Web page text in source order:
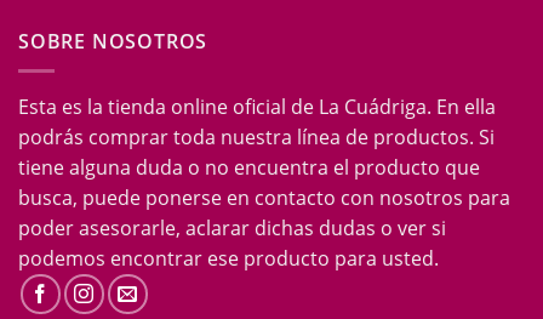
SOBRE NOSOTROS
Esta es la tienda online oficial de La Cuádriga. En ella
podrás comprar toda nuestra línea de productos. Si
tiene alguna duda o no encuentra el producto que
busca, puede ponerse en contacto con nosotros para
poder asesorarle, aclarar dichas dudas o ver si
podemos encontrar ese producto para usted.